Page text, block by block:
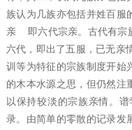
族认为几族亦包括并姓百服
亲 即六代宗亲。古代有宗
六代，即出了五服，已无
训等为特征的宗族制度开始
的木本水源之思，但仍然注
以保持较淡的宗族亲情。
录。由简单的零散的记录发